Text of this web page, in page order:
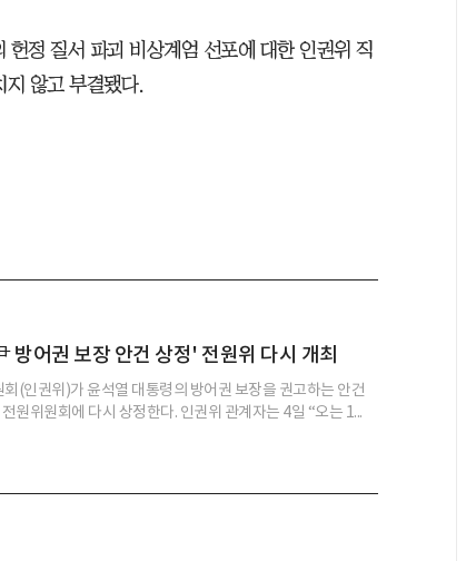
정 질서 파괴 비상계엄 선포에 대한 인권위 직
않고 부결됐다.
방어권 보장 안건 상정' 전원위 다시 개최
(인권위)가 윤석열 대통령의 방어권 보장을 권고하는 안건
원위원회에 다시 상정한다. 인권위 관계자는 4일 “오는 1...